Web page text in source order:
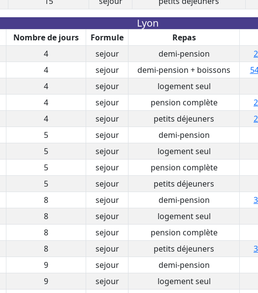
Lyon
Nombre de jours Formule
Repas
4 sejour demi-pension
4 sejour demi-pension + boissons
4 sejour
logement seul
4 sejour pension complète
4 sejour petits déjeuners
5 sejour
demi-pension
5 sejour
logement seul
5 sejour
pension complète
5 sejour
petits déjeuners
8 sejour demi-pension
8 sejour
logement seul
8 sejour
pension complète
8 sejour petits déjeuners
9 sejour
demi-pension
9 sejour
logement seul